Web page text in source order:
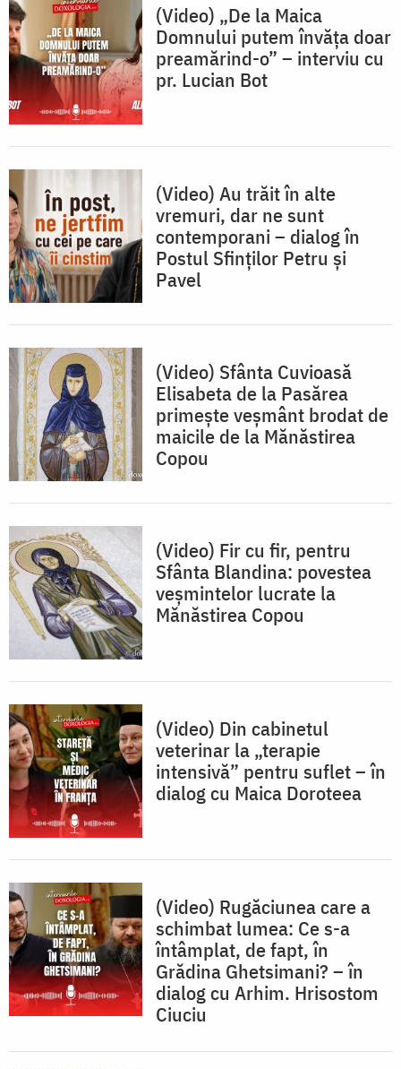
(Video) „De la Maica
Domnului putem învăța doar
preamărind-o” – interviu cu
pr. Lucian Bot
(Video) Au trăit în alte
vremuri, dar ne sunt
contemporani – dialog în
Postul Sfinților Petru și
Pavel
(Video) Sfânta Cuvioasă
Elisabeta de la Pasărea
primește veșmânt brodat de
maicile de la Mănăstirea
Copou
(Video) Fir cu fir, pentru
Sfânta Blandina: povestea
veșmintelor lucrate la
Mănăstirea Copou
(Video) Din cabinetul
veterinar la „terapie
intensivă” pentru suflet – în
dialog cu Maica Doroteea
(Video) Rugăciunea care a
schimbat lumea: Ce s-a
întâmplat, de fapt, în
Grădina Ghetsimani? – în
dialog cu Arhim. Hrisostom
Ciuciu